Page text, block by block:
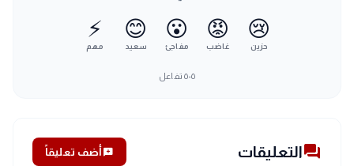
😢
حزين
😡
غاضب
😮
مفاجئ
😊
سعيد
⚡
مهم
٥٠٥تفاعل
forumالتعليقات add_commentأضف تعليقاً